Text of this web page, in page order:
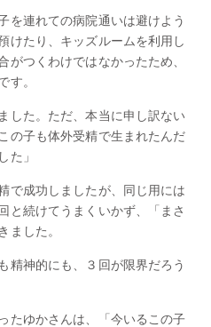
を連れての病院通いは避けよう
けたり、キッズルームを利用し
がつくわけではなかったため、
す。
した。ただ、本当に申し訳ない
の子も体外受精で生まれたんだ
た」
で成功しましたが、同じ用には
と続けてうまくいかず、「まさ
ました。
精神的にも、３回が限界だろう
たゆかさんは、「今いるこの子